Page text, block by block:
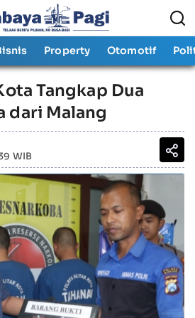
Property Otomotif
Tangkap Dua
dari Malang
WIB